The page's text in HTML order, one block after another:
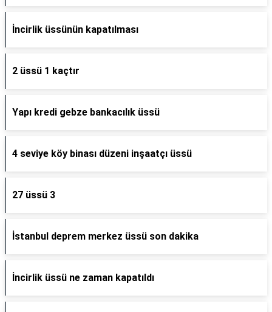
İncirlik üssünün kapatılması
2 üssü 1 kaçtır
Yapı kredi gebze bankacılık üssü
4 seviye köy binası düzeni inşaatçı üssü
27 üssü 3
İstanbul deprem merkez üssü son dakika
İncirlik üssü ne zaman kapatıldı